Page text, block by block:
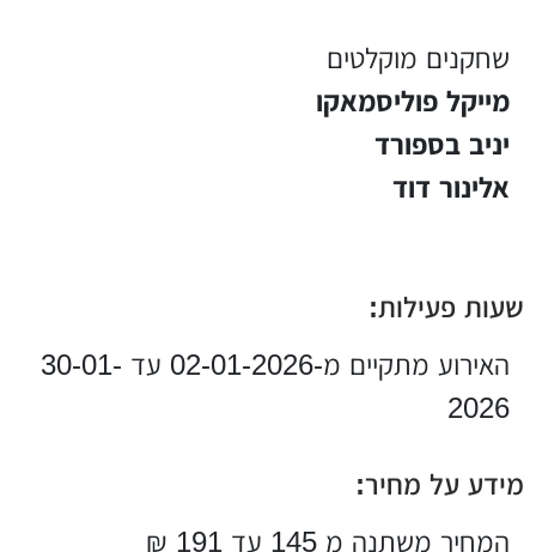
שחקנים מוקלטים
מייקל פוליסמאקו
יניב בספורד
אלינור דוד
שעות פעילות:
האירוע מתקיים מ-02-01-2026 עד 30-01-
2026
מידע על מחיר:
המחיר משתנה מ 145 עד 191 ₪